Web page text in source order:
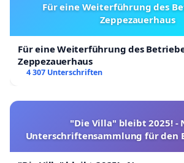
Für eine Weiterführung des
Zeppezauerhaus
Für eine Weiterführung des
Zeppezauerhaus
4 307 Unterschriften
"Die Villa" bleibt 2025! -
Unterschriftensammlung für den